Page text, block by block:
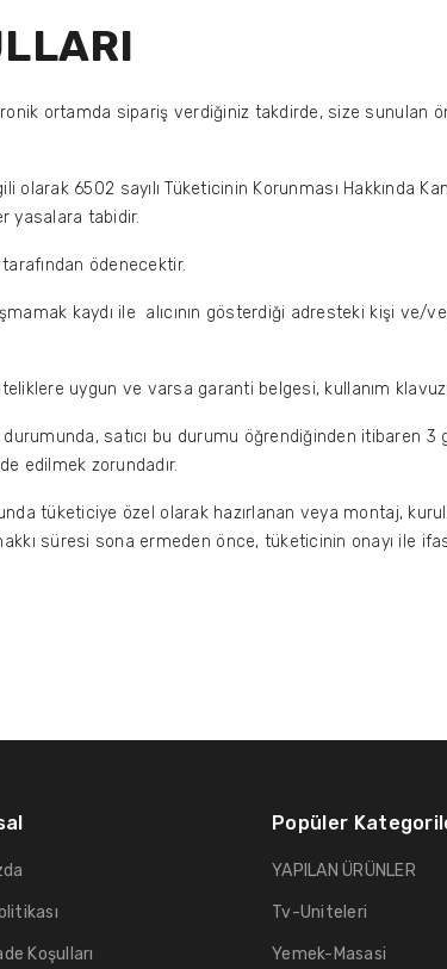
ortamda sipariş verdiğiniz takdirde, size sunulan
olarak 6502 sayılı Tüketicinin Korunması Hakkında
yasalara tabidir.
ödenecektir.
kaydı ile alıcının gösterdiği adresteki kişi
uygun ve varsa garanti belgesi, kullanım
durumunda, satıcı bu durumu öğrendiğinden itibaren
edilmek zorundadır.
tüketiciye özel olarak hazırlanan veya montaj,
süresi sona ermeden önce, tüketicinin onayı ile
Koşulları
Popüler
YAPILAN ÜRÜNLER
Tv-Uniteleri
Yemek-Masasi